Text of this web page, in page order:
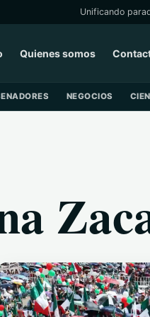
Unificando
Quienes somos
NEGOCIOS